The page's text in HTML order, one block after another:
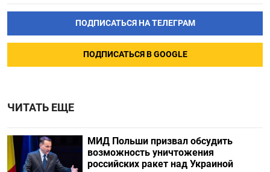
ПОДПИСАТЬСЯ НА ТЕЛЕГРАМ
ПОДПИСАТЬСЯ В GOOGLE
ЧИТАТЬ ЕЩЕ
МИД Польши призвал обсудить
возможность уничтожения
российских ракет над Украиной